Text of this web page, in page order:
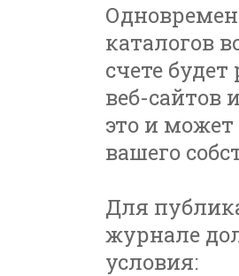
каталогов
счете
веб-сайтов
это и
вашего
Для
журнале
условия: